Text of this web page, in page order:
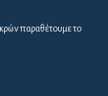
παραθέτουμε το